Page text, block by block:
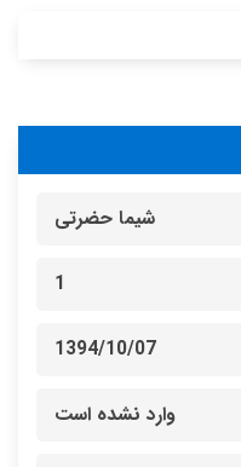
شیما حضرتی
1
1394/10/07
وارد نشده است